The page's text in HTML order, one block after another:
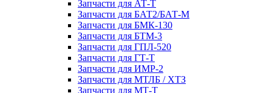
Запчасти для АТ-Т
Запчасти для БАТ2/БАТ-М
Запчасти для БМК-130
Запчасти для БТМ-3
Запчасти для ГПЛ-520
Запчасти для ГТ-Т
Запчасти для ИМР-2
Запчасти для МТЛБ / ХТЗ
Запчасти для МТ-Т